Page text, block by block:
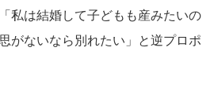
私は結婚して子どもも産みたいの
がないなら別れたい」と逆プロポ